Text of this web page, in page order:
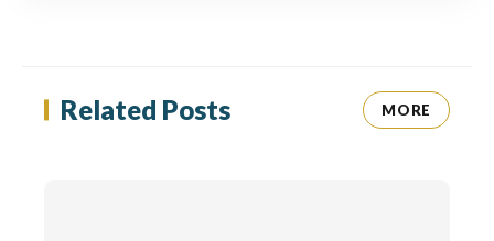
Related Posts MORE